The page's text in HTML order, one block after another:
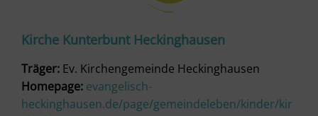
Kirche Kunterbunt Heckinghausen
Träger: Ev. Kirchengemeinde Heckinghausen
Homepage: evangelisch-
heckinghausen.de/page/gemeindeleben/kinder/kir